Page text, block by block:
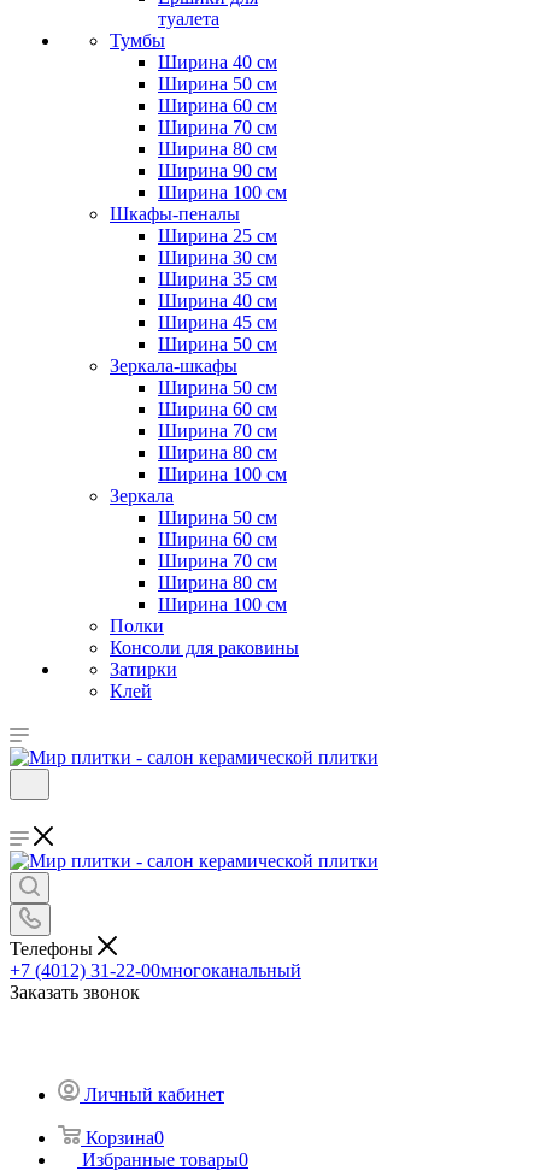
туалета
Тумбы
Ширина 40 см
Ширина 50 см
Ширина 60 см
Ширина 70 см
Ширина 80 см
Ширина 90 см
Ширина 100 см
Шкафы-пеналы
Ширина 25 см
Ширина 30 см
Ширина 35 см
Ширина 40 см
Ширина 45 см
Ширина 50 см
Зеркала-шкафы
Ширина 50 см
Ширина 60 см
Ширина 70 см
Ширина 80 см
Ширина 100 см
Зеркала
Ширина 50 см
Ширина 60 см
Ширина 70 см
Ширина 80 см
Ширина 100 см
Полки
Консоли для раковины
Затирки
Клей
Телефоны
+7 (4012) 31-22-00многоканальный
Заказать звонок
Личный кабинет
Корзина0
Избранные товары0